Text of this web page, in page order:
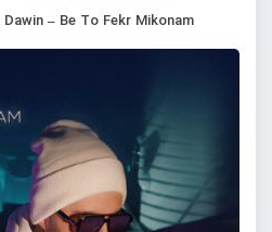
Dawin – Be To Fekr Mikonam